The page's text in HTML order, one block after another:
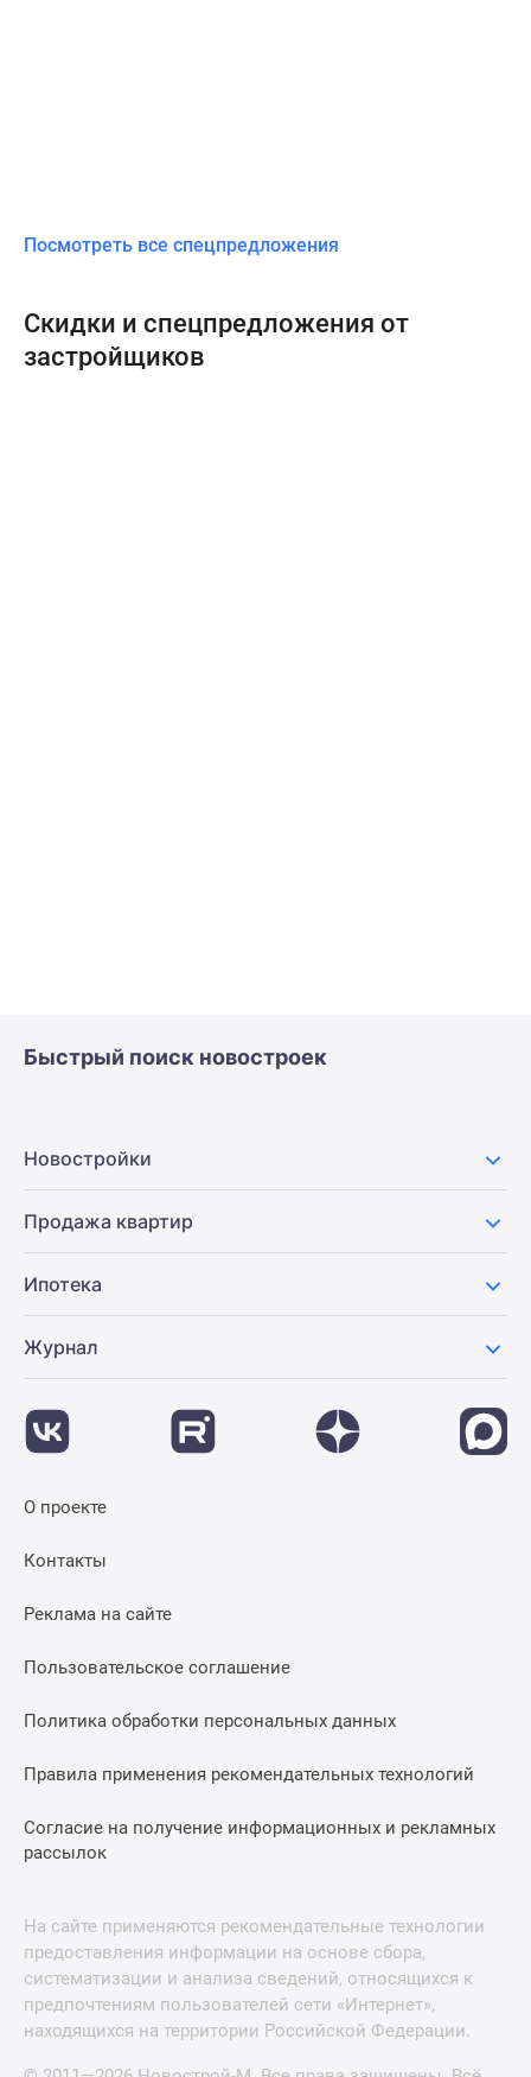
Посмотреть все спецпредложения
Скидки и спецпредложения от
застройщиков
Быстрый поиск новостроек
Новостройки
Продажа квартир
Ипотека
Журнал
О проекте
Контакты
Реклама на сайте
Пользовательское соглашение
Политика обработки персональных данных
Правила применения рекомендательных технологий
Согласие на получение информационных и рекламных
рассылок
На сайте применяются рекомендательные технологии
предоставления информации на основе сбора,
систематизации и анализа сведений, относящихся к
предпочтениям пользователей сети «Интернет»,
находящихся на территории Российской Федерации.